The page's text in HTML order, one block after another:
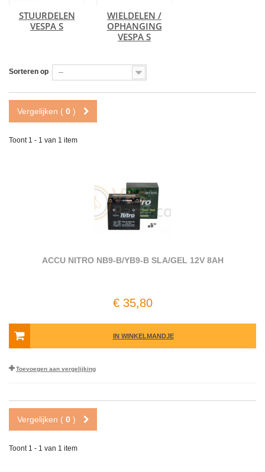
STUURDELEN
VESPA S
WIELDELEN /
OPHANGING
VESPA S
Sorteren op --
Vergelijken ( 0 )
Toont 1 - 1 van 1 item
ACCU NITRO NB9-B/YB9-B SLA/GEL 12V 8AH
€ 35,80
IN WINKELMANDJE
Toevoegen aan vergelijking
Vergelijken ( 0 )
Toont 1 - 1 van 1 item